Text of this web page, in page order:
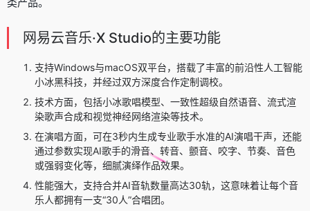
网易云音乐·X Studio的主要功能
支持Windows与macOS双平台，搭载了丰富的前沿性人工智能
小冰黑科技，并经过双方深度合作定制调校。
技术方面，包括小冰歌唱模型、一致性超级自然语音、流式渲
染歌声合成和视觉神经网络渲染等技术。
在演唱方面，可在3秒内生成专业歌手水准的AI演唱干声，还能
通过参数实现AI歌手的滑音、转音、颤音、咬字、节奏、音色
或强弱变化等，细腻演绎作品效果。
性能强大，支持合并AI音轨数量高达30轨，这意味着让每个音
乐人都拥有一支“30人”合唱团。